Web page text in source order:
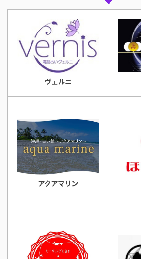
ヴェルニ
アクアマリン